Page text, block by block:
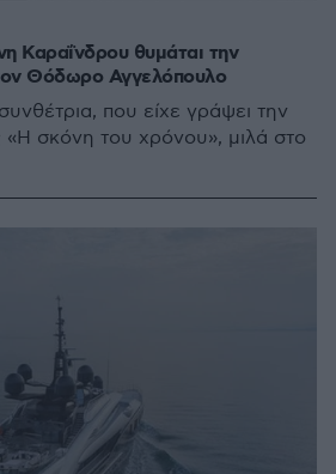
Καραΐνδρου θυμάται την
Θόδωρο Αγγελόπουλο
που είχε γράψει την
«Η σκόνη του χρόνου», μιλά στο